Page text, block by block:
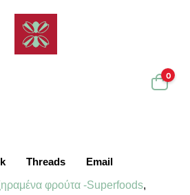
0
Threads Email
φρούτα -Superfoods,